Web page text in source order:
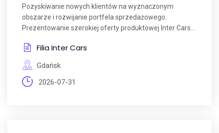
Pozyskiwanie nowych klientów na wyznaczonym
obszarze i rozwijanie portfela sprzedażowego.
Prezentowanie szerokiej oferty produktowej Inter Cars...
Filia Inter Cars
Gdańsk
2026-07-31